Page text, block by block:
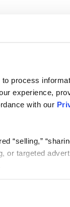
process
experience,
with our
“selling,”
or targeted